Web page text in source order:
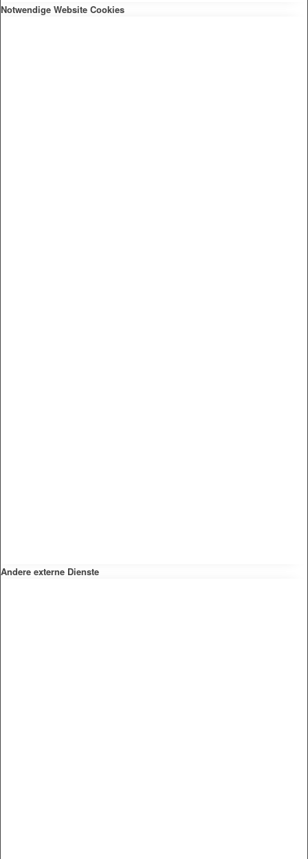
Notwendige Website Cookies
Andere externe Dienste